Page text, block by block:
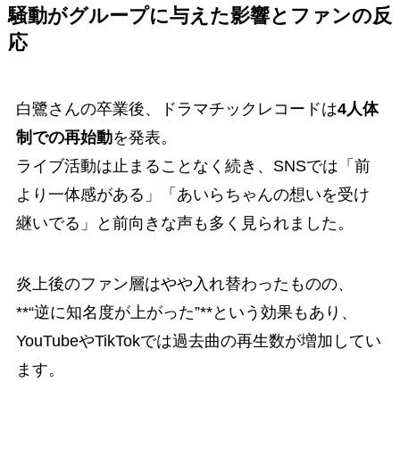
騒動がグループに与えた影響とファンの反
応
白鷺さんの卒業後、ドラマチックレコードは4人体
制での再始動を発表。
ライブ活動は止まることなく続き、SNSでは「前
より一体感がある」「あいらちゃんの想いを受け
継いでる」と前向きな声も多く見られました。
炎上後のファン層はやや入れ替わったものの、
**“逆に知名度が上がった”**という効果もあり、
YouTubeやTikTokでは過去曲の再生数が増加してい
ます。